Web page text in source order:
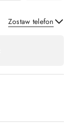
Zostaw telefon